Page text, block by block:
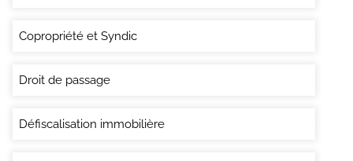
Copropriété et Syndic
Droit de passage
Défiscalisation immobilière